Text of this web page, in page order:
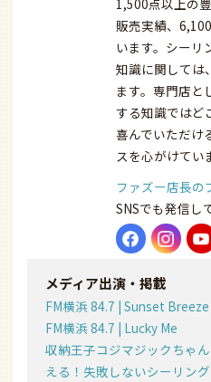
1,500点以上の
販売実績、
います。シーリ
知識に関しては
ます。専門店と
する知識ではど
喜んでいただけ
スを心がけてい
ファズー店長の
SNSでも発信し
メディア出演・掲載
FM横浜 84.7 | Sunset Breeze
FM横浜 84.7 | Lucky Me
収納王子コジマジックちゃ
える！失敗しないシーリン